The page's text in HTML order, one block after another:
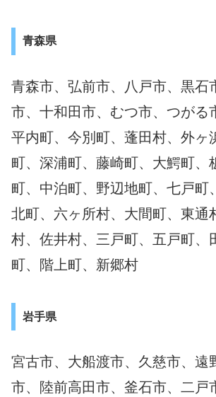
青森県
青森市、弘前市、八戸市、黒石
市、十和田市、むつ市、つがる
平内町、今別町、蓬田村、外ヶ
町、深浦町、藤崎町、大鰐町、
町、中泊町、野辺地町、七戸町
北町、六ヶ所村、大間町、東通
村、佐井村、三戸町、五戸町、
町、階上町、新郷村
岩手県
宮古市、大船渡市、久慈市、遠
市、陸前高田市、釜石市、二戸